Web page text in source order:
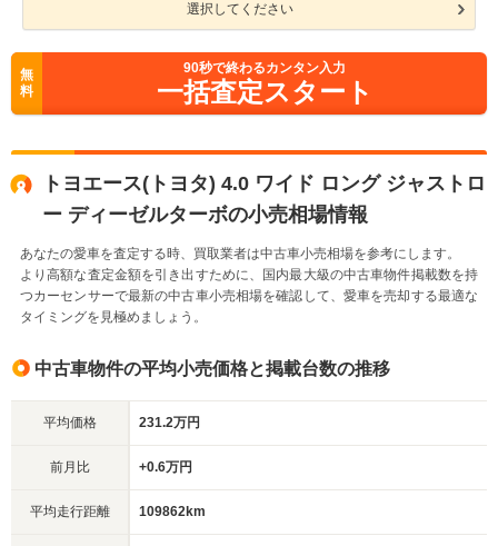
選択してください
無
料
90秒で終わるカンタン入力
一括査定スタート
トヨエース(トヨタ) 4.0 ワイド ロング ジャストロ
ー ディーゼルターボの小売相場情報
あなたの愛車を査定する時、買取業者は中古車小売相場を参考にします。
より高額な査定金額を引き出すために、国内最大級の中古車物件掲載数を持
つカーセンサーで最新の中古車小売相場を確認して、愛車を売却する最適な
タイミングを見極めましょう。
中古車物件の平均小売価格と掲載台数の推移
平均価格 231.2万円
前月比 +0.6万円
平均走行距離 109862km